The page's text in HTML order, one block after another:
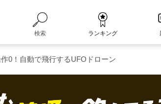
検索 ランキング
0！自動で飛行するUFOドローン